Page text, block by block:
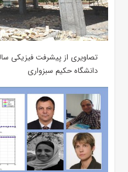
تصاویری از پیشرفت فیزیکی
دانشگاه حکیم سبزواری